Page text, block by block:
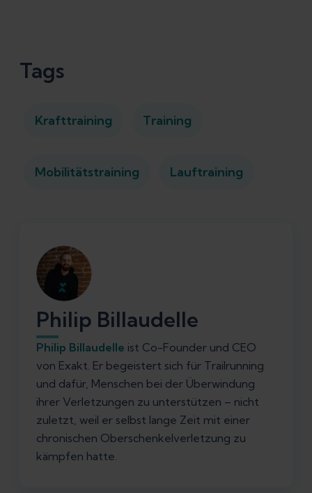
Tags
Krafttraining Training
Mobilitätstraining Lauftraining
Philip Billaudelle
Philip Billaudelle ist Co-Founder und CEO
von Exakt. Er begeistert sich für Trailrunning
und dafür, Menschen bei der Überwindung
ihrer Verletzungen zu unterstützen – nicht
zuletzt, weil er selbst lange Zeit mit einer
chronischen Oberschenkelverletzung zu
kämpfen hatte.